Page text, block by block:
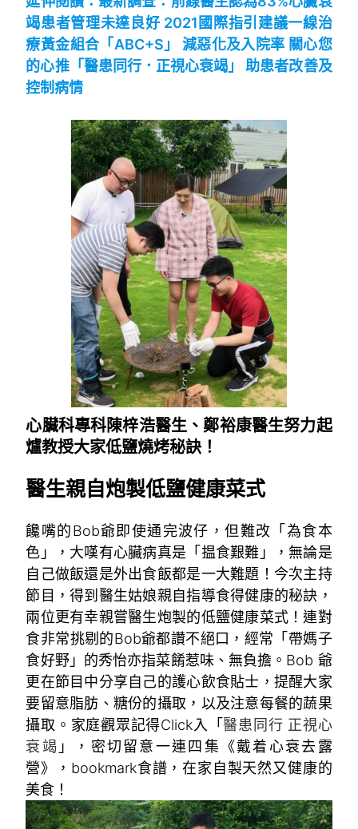
竭患者管理未達良好 2021國際指引建議一線治
療黃金組合「ABC+S」 減惡化及入院率 關心您
的心推「醫患同行．正視心衰竭」 助患者改善及
控制病情
心臟科專科陳梓浩醫生、鄭裕康醫生努力起
爐教授大家低鹽燒烤秘訣！
醫生親自炮製低鹽健康菜式
饞嘴的Bob爺即使通完波仔，但難改「為食本
色」，大嘆有心臟病真是「揾食艱難」，無論是
自己做飯還是外出食飯都是一大難題！今次主持
節目，得到醫生姑娘親自指導食得健康的秘訣，
兩位更有幸親嘗醫生炮製的低鹽健康菜式！連對
食非常挑剔的Bob爺都讚不絕口，經常「帶媽子
食好野」的秀怡亦指菜餚惹味、無負擔。Bob 爺
更在節目中分享自己的護心飲食貼士，提醒大家
要留意脂肪、糖份的攝取，以及注意每餐的蔬果
攝取。家庭觀眾記得Click入「醫患同行 正視心
衰竭 」，密切留意一連四集《戴着心衰去露
營》，bookmark食譜，在家自製天然又健康的
美食！